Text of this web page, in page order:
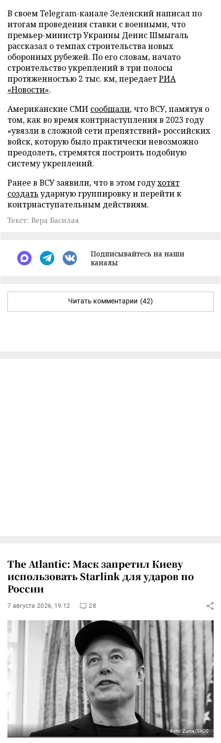
В своем Telegram-канале Зеленский написал по
итогам проведения ставки с военными, что
премьер-министр Украины Денис Шмыгаль
рассказал о темпах строительства новых
оборонных рубежей. По его словам, начато
строительство укреплений в три полосы
протяженностью 2 тыс. км, передаетРИА
«Новости».
Американские СМИ сообщали, что ВСУ, памятуя о
том, как во время контрнаступления в 2023 году
«увязли в сложной сети препятствий» российских
войск, которую было практически невозможно
преодолеть, стремятся построить подобную
систему укреплений.
Ранее в ВСУ заявили, что в этом годухотят
создать ударную группировку и перейти к
контрнаступательным действиям.
Текст: Вера Басилая
Подписывайтесь на наши
каналы
Читать комментарии (42)
The Atlantic: Маск запретил Киеву
использовать Starlink для ударов по
России
7 августа 2026, 19:12 28
Фото: Zuma/ТАСС